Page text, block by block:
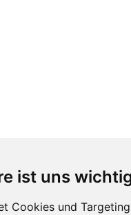
ist uns
Cookies und